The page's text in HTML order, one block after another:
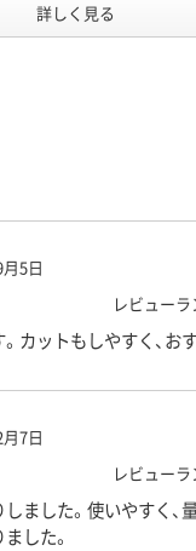
22
ー、
、レ
、熱
・顔
コピ
プリ
ーザ
写
料）、
ー、熱
転写プリンタ、
クジェット（染料
料）、レーザー、
インクジェット
ープリンタ、熱
ェット（染料・顔
詳しく見る
5日
レビューラ
カットもしやすく、お
7日
レビューラ
ました。使いやすく、
した。